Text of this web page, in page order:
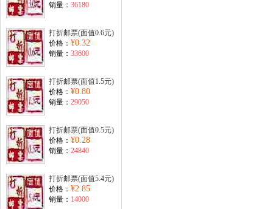
销量： 36180
打折邮票(面值0.6元)
价格： ¥0.32
销量： 33600
打折邮票(面值1.5元)
价格： ¥0.80
销量： 29050
打折邮票(面值0.5元)
价格： ¥0.28
销量： 24840
打折邮票(面值5.4元)
价格： ¥2.85
销量： 14000